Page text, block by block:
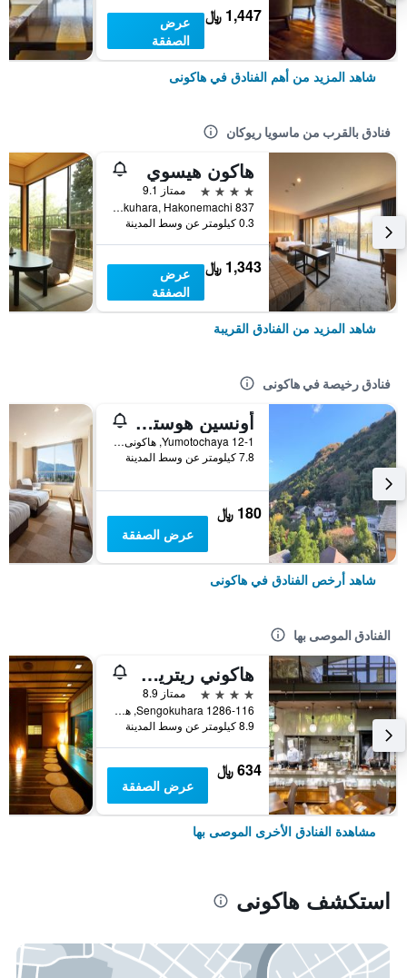
1,447 ﷼
عرض
الصفقة
شاهد المزيد من أهم الفنادق في هاكونى
فنادق بالقرب من ماسويا ريوكان
هاكون هيسوي
4 نجوم
ممتاز 9.1
837 Sengokuhara, Hakonemachi, هاكونى, اليابان
0.3 كيلومتر عن وسط المدينة
1,343 ﷼
عرض
الصفقة
شاهد المزيد من الفنادق القريبة
فنادق رخيصة في هاكونى
أونسين هوستل كايز هاوس هاكون
Yumotochaya 12-1, هاكونى, اليابان
7.8 كيلومتر عن وسط المدينة
180 ﷼
عرض الصفقة
شاهد أرخص الفنادق في هاكونى
الفنادق الموصى بها
هاكوني ريتريت فوري
4 نجوم
ممتاز 8.9
Sengokuhara 1286-116, هاكونى, اليابان
8.9 كيلومتر عن وسط المدينة
634 ﷼
عرض الصفقة
مشاهدة الفنادق الأخرى الموصى بها
استكشف هاكونى